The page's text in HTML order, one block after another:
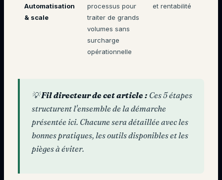
Automatisation
& scale
processus pour
traiter de grands
volumes sans
surcharge
opérationnelle
et rentabilité
💡Fil directeur de cet article : Ces 5 étapes
structurent l'ensemble de la démarche
présentée ici. Chacune sera détaillée avec les
bonnes pratiques, les outils disponibles et les
pièges à éviter.